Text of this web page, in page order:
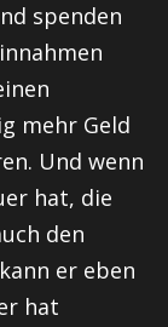
spenden
mehr Geld
Und wenn
hat, die
den
er eben
hat